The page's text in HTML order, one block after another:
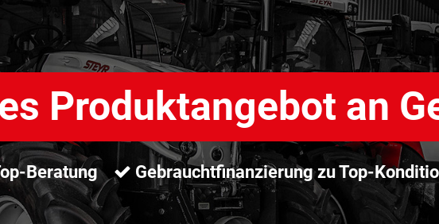
Produktangebot an
Beratung Gebrauchtfinanzierung zu Top-